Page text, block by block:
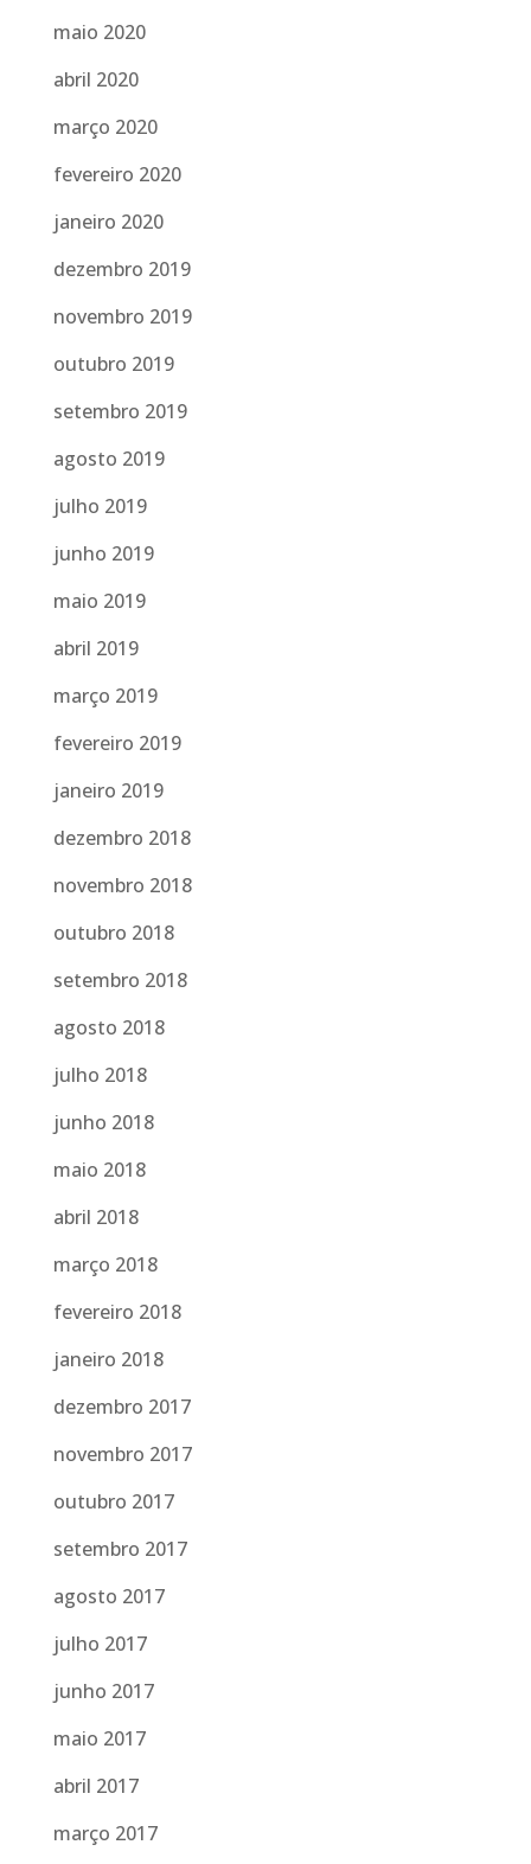
maio 2020
abril 2020
março 2020
fevereiro 2020
janeiro 2020
dezembro 2019
novembro 2019
outubro 2019
setembro 2019
agosto 2019
julho 2019
junho 2019
maio 2019
abril 2019
março 2019
fevereiro 2019
janeiro 2019
dezembro 2018
novembro 2018
outubro 2018
setembro 2018
agosto 2018
julho 2018
junho 2018
maio 2018
abril 2018
março 2018
fevereiro 2018
janeiro 2018
dezembro 2017
novembro 2017
outubro 2017
setembro 2017
agosto 2017
julho 2017
junho 2017
maio 2017
abril 2017
março 2017